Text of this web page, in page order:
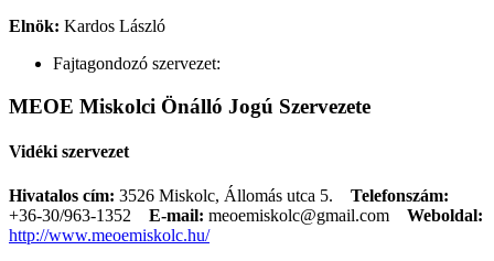
Elnök: Kardos László
Fajtagondozó szervezet:
MEOE Miskolci Önálló Jogú Szervezete
Vidéki szervezet
Hivatalos cím: 3526 Miskolc, Állomás utca 5. Telefonszám:
+36-30/963-1352
E-mail: meoemiskolc@gmail.com
Weboldal:
http://www.meoemiskolc.hu/